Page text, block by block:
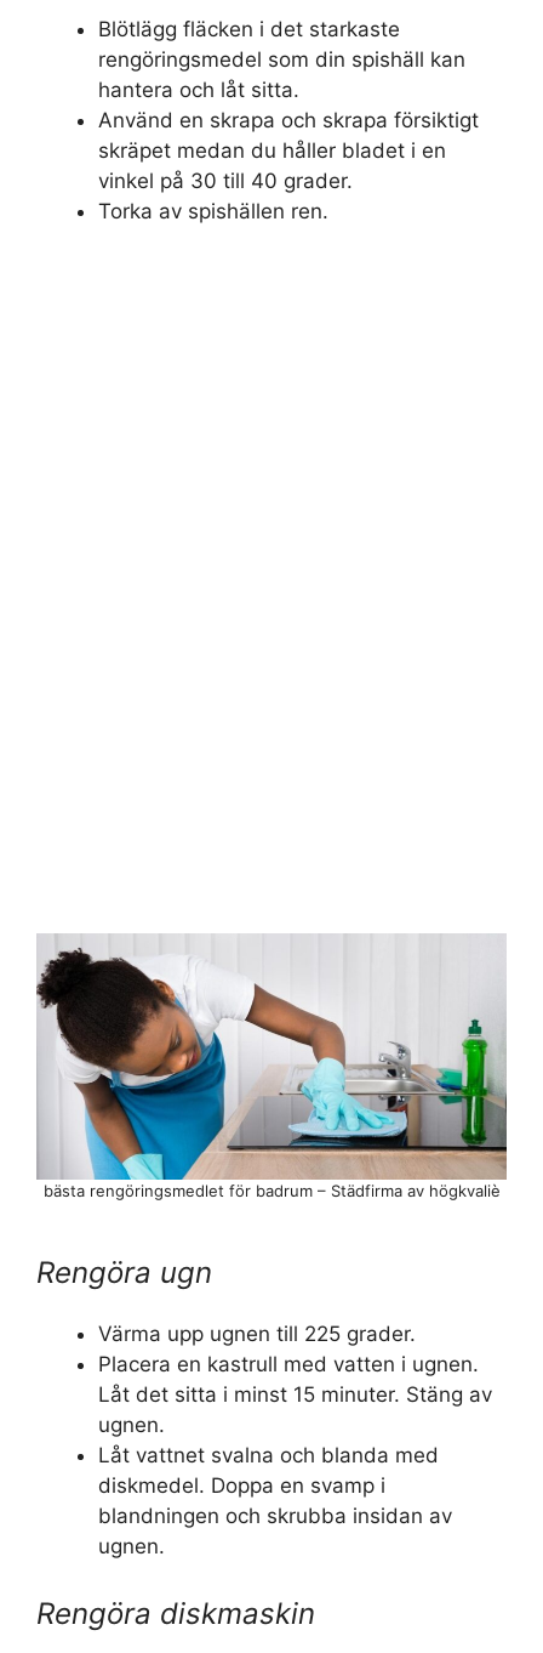
Blötlägg fläcken i det starkaste
rengöringsmedel som din spishäll kan
hantera och låt sitta.
Använd en skrapa och skrapa försiktigt
skräpet medan du håller bladet i en
vinkel på 30 till 40 grader.
Torka av spishällen ren.
Rengöra ugn
Värma upp ugnen till 225 grader.
Placera en kastrull med vatten i ugnen.
Låt det sitta i minst 15 minuter. Stäng av
ugnen.
Låt vattnet svalna och blanda med
diskmedel. Doppa en svamp i
blandningen och skrubba insidan av
ugnen.
Rengöra diskmaskin
bästa rengöringsmedlet för badrum – Städfirma av högkvaliè